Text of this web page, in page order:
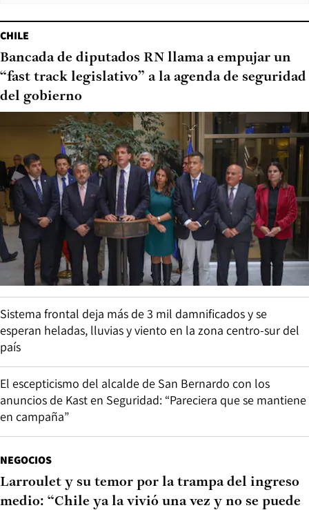
CHILE
Bancada de diputados RN llama a empujar un
“fast track legislativo” a la agenda de seguridad
del gobierno
Sistema frontal deja más de 3 mil damnificados y se
esperan heladas, lluvias y viento en la zona centro-sur del
país
El escepticismo del alcalde de San Bernardo con los
anuncios de Kast en Seguridad: “Pareciera que se mantiene
en campaña”
NEGOCIOS
Larroulet y su temor por la trampa del ingreso
medio: “Chile ya la vivió una vez y no se puede